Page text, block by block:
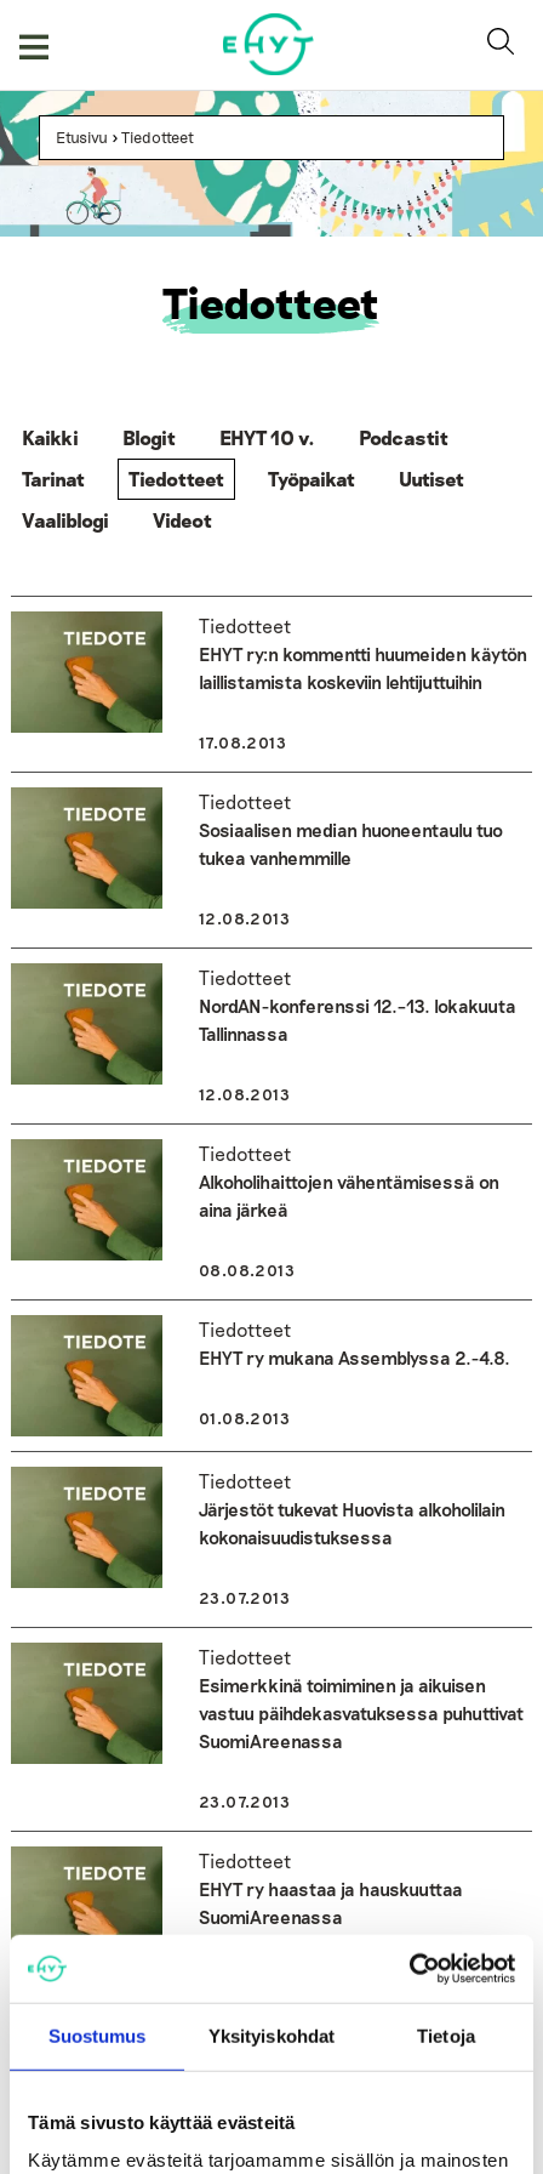
Suostumus Yksityiskohdat Tietoja
Tämä sivusto käyttää evästeitä
Käytämme evästeitä tarjoamamme sisällön ja mainosten
Etusivu >Tiedotteet
Tiedotteet
Kaikki Blogit EHYT 10 v.
Podcastit
Tarinat
Tiedotteet Työpaikat
Uutiset
Vaaliblogi
Videot
Tiedotteet
EHYT ry:n kommentti huumeiden käytön
laillistamista koskeviin lehtijuttuihin
17.08.2013
Tiedotteet
Sosiaalisen median huoneentaulu tuo
tukea vanhemmille
12.08.2013
Tiedotteet
NordAN-konferenssi 12.–13. lokakuuta
Tallinnassa
12.08.2013
Tiedotteet
Alkoholihaittojen vähentämisessä on
aina järkeä
08.08.2013
Tiedotteet
EHYT ry mukana Assemblyssa 2.-4.8.
01.08.2013
Tiedotteet
Järjestöt tukevat Huovista alkoholilain
kokonaisuudistuksessa
23.07.2013
Tiedotteet
Esimerkkinä toimiminen ja aikuisen
vastuu päihdekasvatuksessa puhuttivat
SuomiAreenassa
23.07.2013
Tiedotteet
EHYT ry haastaa ja hauskuuttaa
SuomiAreenassa
Tiedotteet
19.06.2013